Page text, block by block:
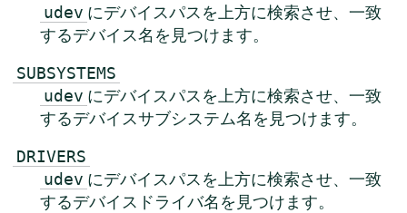
udev にデバイスパスを上方に検索させ、一致
するデバイス名を見つけます。
SUBSYSTEMS
udev にデバイスパスを上方に検索させ、一致
するデバイスサブシステム名を見つけます。
DRIVERS
udev にデバイスパスを上方に検索させ、一致
するデバイスドライバ名を見つけます。